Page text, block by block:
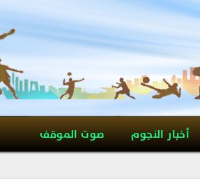
أخبار النجوم صوت الموقف